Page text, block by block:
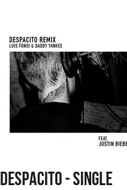
DESPACITO - SINGLE